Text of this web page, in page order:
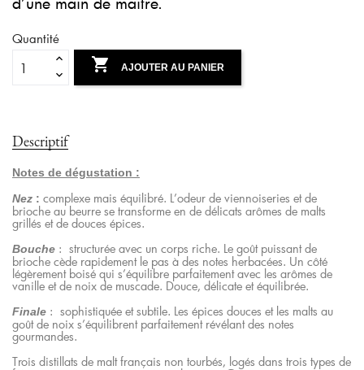
Quantité
 AJOUTER AU PANIER
Descriptif
Notes de dégustation :
Nez : complexe mais équilibré. L’odeur de viennoiseries et de
brioche au beurre se transforme en de délicats arômes de malts
grillés et de douces épices.
Bouche : structurée avec un corps riche. Le goût puissant de
brioche cède rapidement le pas à des notes herbacées. Un côté
légèrement boisé qui s’équilibre parfaitement avec les arômes de
vanille et de noix de muscade. Douce, délicate et équilibrée.
Finale : sophistiquée et subtile. Les épices douces et les malts au
goût de noix s’équilibrent parfaitement révélant des notes
gourmandes.
Trois distillats de malt français non tourbés, logés dans trois types de